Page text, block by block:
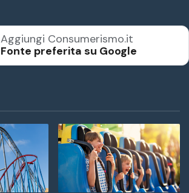
Aggiungi Consumerismo.it
Fonte preferita su Google